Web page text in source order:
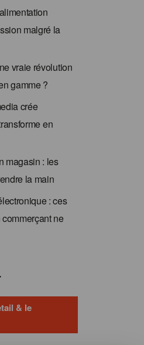
malgré la
vraie révolution
gamme ?
crée
en
magasin : les
la main
: ces
ne
& le